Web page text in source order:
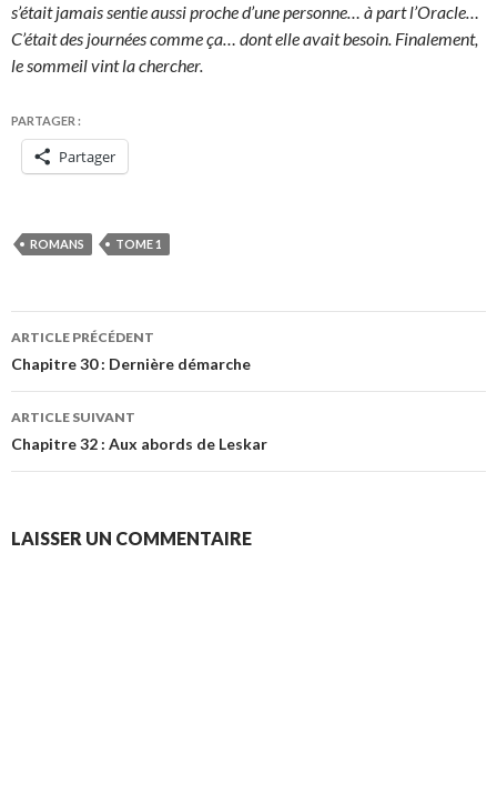
s’était jamais sentie aussi proche d’une personne… à part l’Oracle…
C’était des journées comme ça… dont elle avait besoin. Finalement,
le sommeil vint la chercher.
PARTAGER :
Partager
ROMANS TOME 1
Navigation
des
articles
ARTICLE PRÉCÉDENT
Chapitre 30 : Dernière démarche
ARTICLE SUIVANT
Chapitre 32 : Aux abords de Leskar
LAISSER UN COMMENTAIRE